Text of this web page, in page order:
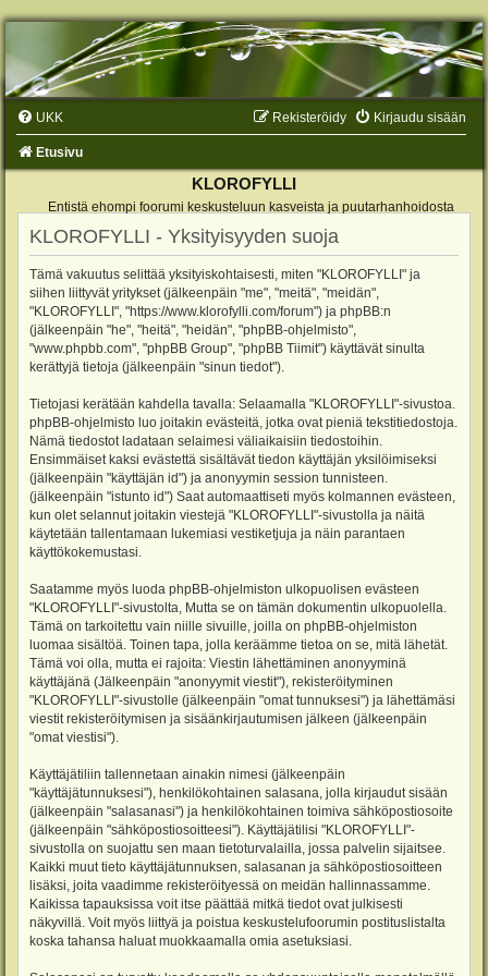
UKK Kirjaudu sisään
Rekisteröidy
Etusivu
KLOROFYLLI
Entistä ehompi foorumi keskusteluun kasveista ja puutarhanhoidosta
KLOROFYLLI - Yksityisyyden suoja
Tämä vakuutus selittää yksityiskohtaisesti, miten "KLOROFYLLI" ja
siihen liittyvät yritykset (jälkeenpäin "me", "meitä", "meidän",
"KLOROFYLLI", "https://www.klorofylli.com/forum") ja phpBB:n
(jälkeenpäin "he", "heitä", "heidän", "phpBB-ohjelmisto",
"www.phpbb.com", "phpBB Group", "phpBB Tiimit") käyttävät sinulta
kerättyjä tietoja (jälkeenpäin "sinun tiedot").
Tietojasi kerätään kahdella tavalla: Selaamalla "KLOROFYLLI"-sivustoa.
phpBB-ohjelmisto luo joitakin evästeitä, jotka ovat pieniä tekstitiedostoja.
Nämä tiedostot ladataan selaimesi väliaikaisiin tiedostoihin.
Ensimmäiset kaksi evästettä sisältävät tiedon käyttäjän yksilöimiseksi
(jälkeenpäin "käyttäjän id") ja anonyymin session tunnisteen.
(jälkeenpäin "istunto id") Saat automaattiseti myös kolmannen evästeen,
kun olet selannut joitakin viestejä "KLOROFYLLI"-sivustolla ja näitä
käytetään tallentamaan lukemiasi vestiketjuja ja näin parantaen
käyttökokemustasi.
Saatamme myös luoda phpBB-ohjelmiston ulkopuolisen evästeen
"KLOROFYLLI"-sivustolta, Mutta se on tämän dokumentin ulkopuolella.
Tämä on tarkoitettu vain niille sivuille, joilla on phpBB-ohjelmiston
luomaa sisältöä. Toinen tapa, jolla keräämme tietoa on se, mitä lähetät.
Tämä voi olla, mutta ei rajoita: Viestin lähettäminen anonyyminä
käyttäjänä (Jälkeenpäin "anonyymit viestit"), rekisteröityminen
"KLOROFYLLI"-sivustolle (jälkeenpäin "omat tunnuksesi") ja lähettämäsi
viestit rekisteröitymisen ja sisäänkirjautumisen jälkeen (jälkeenpäin
"omat viestisi").
Käyttäjätiliin tallennetaan ainakin nimesi (jälkeenpäin
"käyttäjätunnuksesi"), henkilökohtainen salasana, jolla kirjaudut sisään
(jälkeenpäin "salasanasi") ja henkilökohtainen toimiva sähköpostiosoite
(jälkeenpäin "sähköpostiosoitteesi"). Käyttäjätilisi "KLOROFYLLI"-
sivustolla on suojattu sen maan tietoturvalailla, jossa palvelin sijaitsee.
Kaikki muut tieto käyttäjätunnuksen, salasanan ja sähköpostiosoitteen
lisäksi, joita vaadimme rekisteröityessä on meidän hallinnassamme.
Kaikissa tapauksissa voit itse päättää mitkä tiedot ovat julkisesti
näkyvillä. Voit myös liittyä ja poistua keskustelufoorumin postituslistalta
koska tahansa haluat muokkaamalla omia asetuksiasi.